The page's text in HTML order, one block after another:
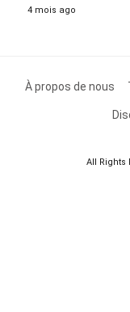
4 mois ago
À propos de nous
All Rights